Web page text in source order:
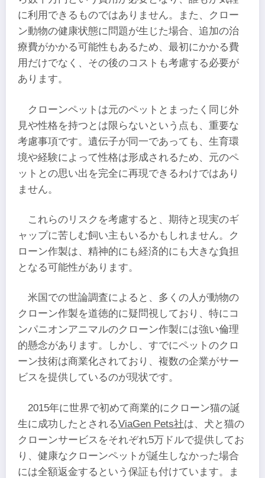
に利用できるものではありません。また、クロー
ン動物の健康状態に問題が生じた場合、追加の治
療費がかかる可能性もあるため、最初にかかる費
用だけでなく、その後のコストも考慮する必要が
あります。
クローンペットは元のペットとまったく同じ外
見や性格を持つとは限らないという点も、重要な
考慮事項です。遺伝子が同一であっても、生育環
境や経験によって性格は形成されるため、元のペ
ットとの思い出を完全に再現できるわけではあり
ません。
これらのリスクを考慮すると、期待と現実のギ
ャップに苦しむ飼い主もいるかもしれません。ク
ローン作製は、精神的にも経済的にも大きな負担
となる可能性があります。
米国での世論調査によると、多くの人が動物の
クローン作製を道徳的に疑問視しており、特にコ
ンパニオンアニマルのクローン作製には強い倫理
的懸念があります。しかし、すでにペットのクロ
ーン技術は商業化されており、複数の企業がサー
ビスを提供しているのが現状です。
2015年に世界で初めて商業的にクローン猫の誕
生に成功したとされるViaGen Pets社は、犬と猫の
クローンサービスをそれぞれ5万ドルで提供してお
り、健康なクローンペットが誕生しなかった場合
には全額返金するという保証も付けています。ま